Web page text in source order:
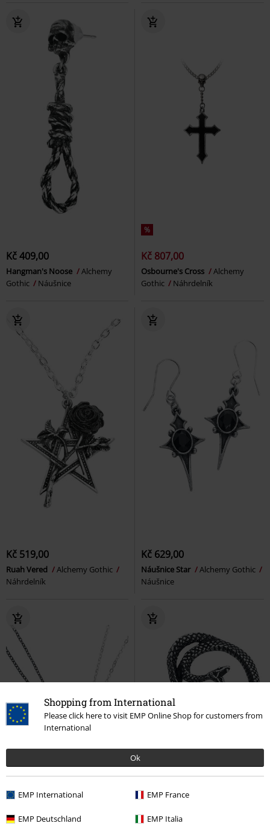
Shopping from International
Please click here to visit EMP Online Shop for customers from
International
Ok
EMP International EMP France
EMP Deutschland EMP Italia
Kč 409,00
Hangman's Noose
Alchemy
Gothic
Náušnice
%
Kč 807,00
Osbourne's Cross
Alchemy
Gothic
Náhrdelník
Kč 519,00
Ruah Vered
Alchemy Gothic
Náhrdelník
Kč 629,00
Náušnice Star
Alchemy Gothic
Náušnice